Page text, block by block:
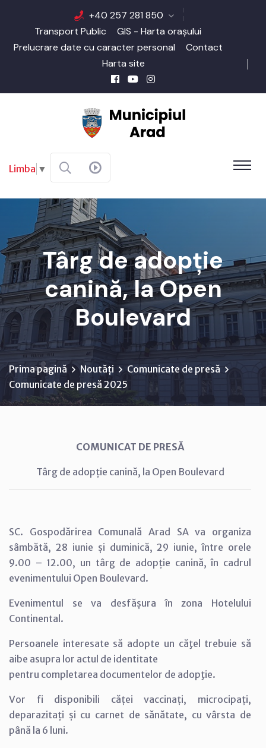
+40 257 281 850
Transport Public
GIS - Harta orașului
Prelucrare date cu caracter personal
Contact
Harta site
Limba ▼
Târg de adopție
canină, la Open
Boulevard
Prima pagină Noutăți
Comunicate de presă
Comunicate de presă 2025
COMUNICAT DE PRESĂ
Târg de adopție canină, la Open Boulevard
SC. Gospodărirea Comunală Arad SA va organiza
sâmbătă, 28 iunie și duminică, 29 iunie, între orele
9.00 – 12.00, un târg de adopție canină, în cadrul
evenimentului Open Boulevard.
Evenimentul se va desfășura în zona Hotelului
Continental.
Persoanele interesate să adopte un căţel trebuie să
aibe asupra lor actul de identitate
pentru completarea documentelor de adopţie.
Vor fi disponibili căței vaccinați, microcipați,
deparazitați și cu carnet de sănătate, cu vârsta de
până la 6 luni.